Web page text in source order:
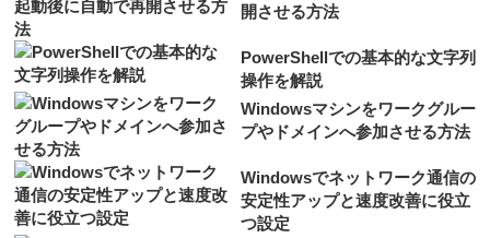
開させる方法
PowerShellでの基本的な文字列
操作を解説
Windowsマシンをワークグルー
プやドメインへ参加させる方法
Windowsでネットワーク通信の
安定性アップと速度改善に役立
つ設定